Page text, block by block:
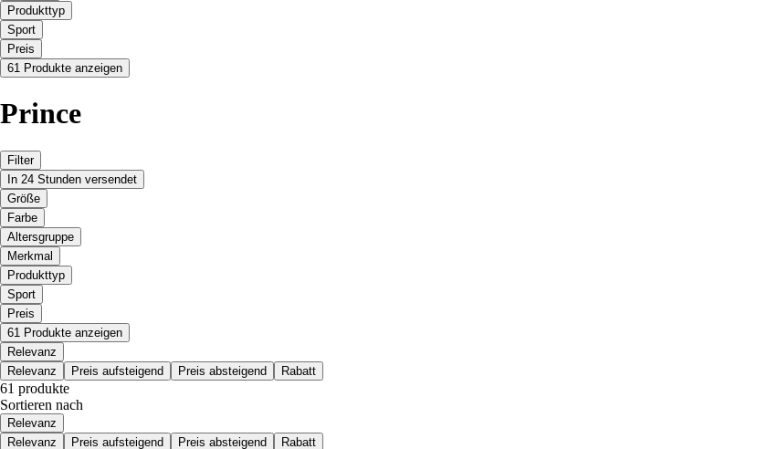
Produkttyp
Sport
Preis
61 Produkte anzeigen
Prince
Filter
In 24 Stunden versendet
Größe
Farbe
Altersgruppe
Merkmal
Produkttyp
Sport
Preis
61 Produkte anzeigen
Relevanz
Relevanz
Preis aufsteigend Preis absteigend Rabatt
61 produkte
Sortieren nach
Relevanz
Relevanz
Preis aufsteigend Preis absteigend Rabatt